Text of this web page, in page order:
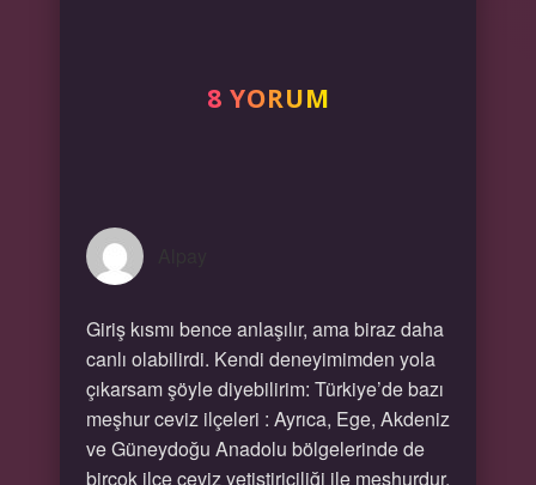
8 YORUM
Giriş kısmı bence anlaşılır, ama biraz daha
canlı olabilirdi. Kendi deneyimimden yola
çıkarsam şöyle diyebilirim: Türkiye’de bazı
meşhur ceviz ilçeleri : Ayrıca, Ege, Akdeniz
ve Güneydoğu Anadolu bölgelerinde de
birçok ilçe ceviz yetiştiriciliği ile meşhurdur.